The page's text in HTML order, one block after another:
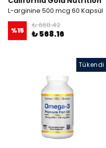
L-arginine 500 mcg 60 Kapsül
%15
₺ 668.42
₺ 568.16
Tükendi